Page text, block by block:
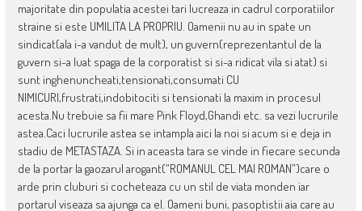
majoritate din populatia acestei tari lucreaza in cadrul corporatiilor
straine si este UMILITA LA PROPRIU. Oamenii nu au in spate un
sindicat(ala i-a vandut de mult), un guvern(reprezentantul de la
guvern si-a luat spaga de la corporatist si si-a ridicat vila si atat) si
sunt inghenuncheati,tensionati,consumati CU
NIMICURI,frustrati,indobitociti si tensionati la maxim in procesul
acesta.Nu trebuie sa fii mare Pink Floyd,Ghandi etc. sa vezi lucrurile
astea.Caci lucrurile astea se intampla aici la noi si acum si e deja in
stadiu de METASTAZA. Si in aceasta tara se vinde in fiecare secunda
de la portar la gaozarul arogant(“ROMANUL CEL MAI ROMAN”)care o
arde prin cluburi si cocheteaza cu un stil de viata monden iar
portarul viseaza sa ajunga ca el. Oameni buni, pasoptistii aia care au